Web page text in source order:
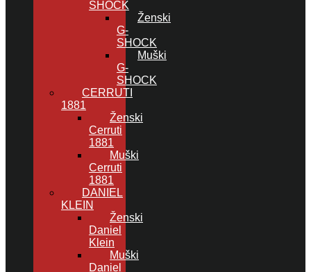
SHOCK
Ženski
G-
SHOCK
Muški
G-
SHOCK
CERRUTI
1881
Ženski
Cerruti
1881
Muški
Cerruti
1881
DANIEL
KLEIN
Ženski
Daniel
Klein
Muški
Daniel